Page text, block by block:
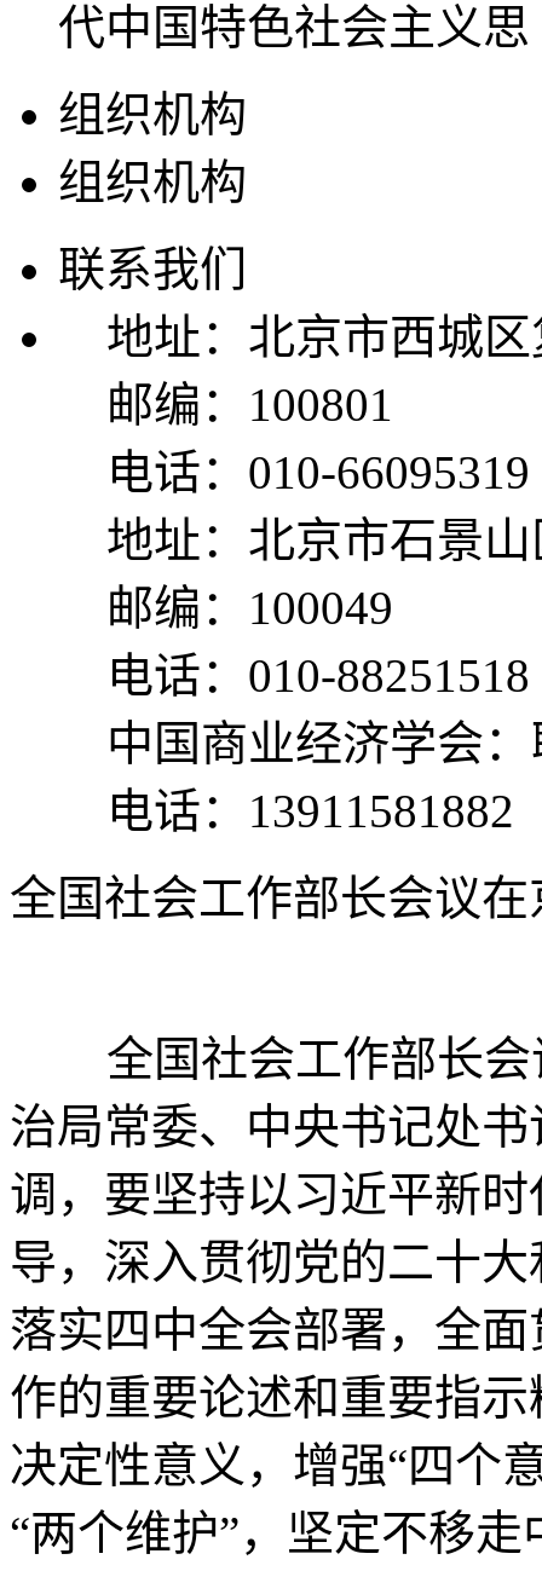
代中国特色社会主义思
组织机构
组织机构
联系我们
地址：北京市西城
邮编：100801
电话：010-66095319
地址：北京市石景
邮编：100049
电话：010-88251518
中国商业经济学会
电话：13911581882
全国社会工作部长会议
全国社会工作部长会
治局常委、中央书记处
调，要坚持以习近平新
导，深入贯彻党的二十
落实四中全会部署，全
作的重要论述和重要指
决定性意义，增强“四个
“两个维护”，坚定不移